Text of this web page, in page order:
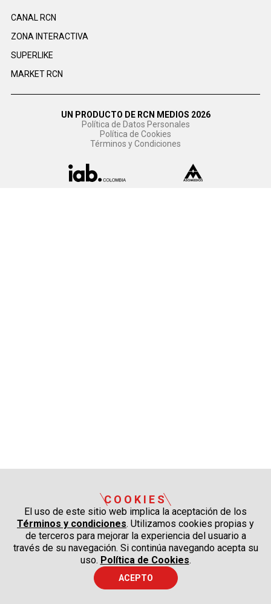
CANAL RCN
ZONA INTERACTIVA
SUPERLIKE
MARKET RCN
UN PRODUCTO DE RCN MEDIOS 2026
Política de Datos Personales
Política de Cookies
Términos y Condiciones
COOKIES
El uso de este sitio web implica la aceptación de los
Términos y condiciones. Utilizamos cookies propias y
de terceros para mejorar la experiencia del usuario a
través de su navegación. Si continúa navegando acepta su
uso. Política de Cookies.
ACEPTO